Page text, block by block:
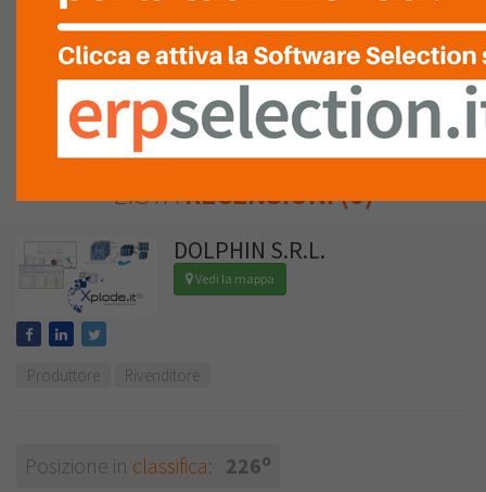
SERVIZIO
LISTARECENSIONI (0)
DOLPHIN S.R.L.
Vedi la mappa
Produttore Rivenditore
Posizione in classifica: 226o